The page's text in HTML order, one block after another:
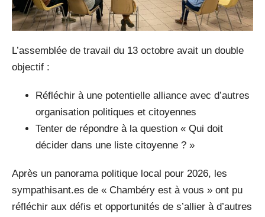
L’assemblée de travail du 13 octobre avait un double
objectif :
Réfléchir à une potentielle alliance avec d’autres
organisation politiques et citoyennes
Tenter de répondre à la question « Qui doit
décider dans une liste citoyenne ? »
Après un panorama politique local pour 2026, les
sympathisant.es de « Chambéry est à vous » ont pu
réfléchir aux défis et opportunités de s’allier à d’autres